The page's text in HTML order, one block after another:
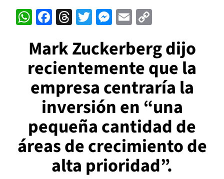
WhatsApp
Facebook
Threads
Twitter
Messenger
EmailCopy
Mark Zuckerbergdijo
recientemente que la
empresa centraría la
inversión en “una
pequeña cantidad de
áreas de crecimiento de
alta prioridad”.